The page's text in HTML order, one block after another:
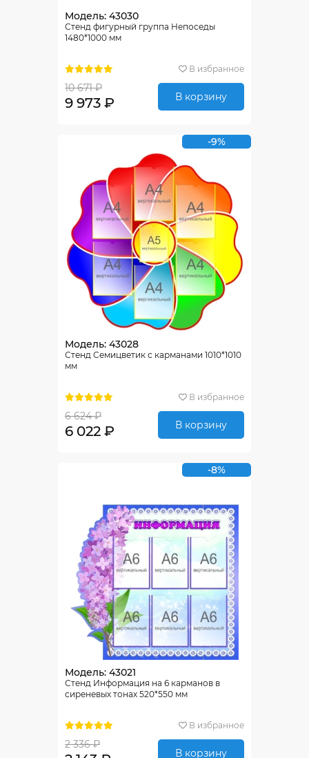
Модель: 43030
Стенд фигурный группа Непоседы
1480*1000 мм
В избранное
10 671 ₽
9 973 ₽ В корзину
-9%
Модель: 43028
Стенд Семицветик с карманами 1010*1010
мм
В избранное
6 624 ₽
6 022 ₽ В корзину
-8%
Модель: 43021
Стенд Информация на 6 карманов в
сиреневых тонах 520*550 мм
В избранное
2 336 ₽
В корзину